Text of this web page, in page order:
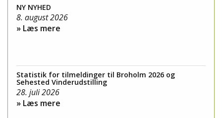
NY NYHED
8. august 2026
» Læs mere
Statistik for tilmeldinger til Broholm 2026 og
Sehested Vinderudstilling
28. juli 2026
» Læs mere